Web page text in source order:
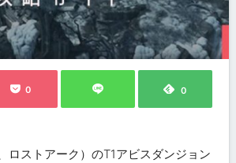
0 0
ロストアーク）のT1アビスダンジョン